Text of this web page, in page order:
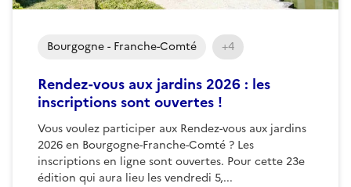
Rendez-vous aux jardins 2026 : les
inscriptions sont ouvertes !
Vous voulez participer aux Rendez-vous aux jardins
2026 en Bourgogne-Franche-Comté ? Les
inscriptions en ligne sont ouvertes. Pour cette 23e
édition qui aura lieu les vendredi 5,...
Bourgogne - Franche-Comté +4